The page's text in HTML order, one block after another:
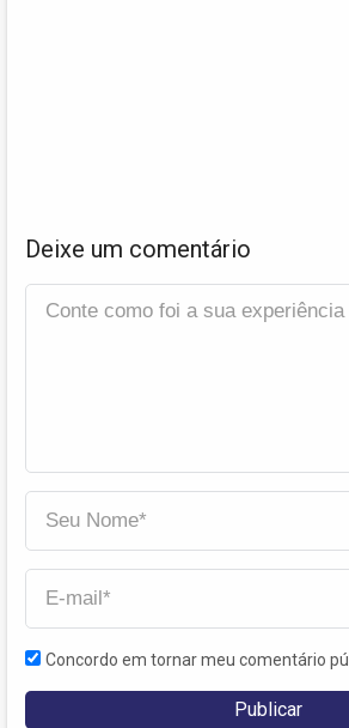
Deixe um comentário
Concordo em tornar meu comentário